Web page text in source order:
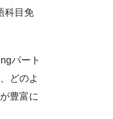
科目免
パート
どのよ
豊富に